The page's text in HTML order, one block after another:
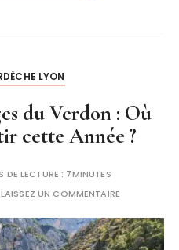
LYON
du Verdon : Où
cette Année ?
DE LECTURE : 7MINUTES
LAISSEZ UN COMMENTAIRE